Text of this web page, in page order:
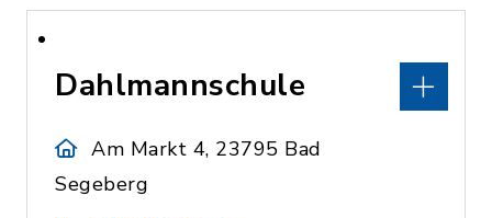
Dahlmannschule
Am Markt 4, 23795 Bad
Segeberg